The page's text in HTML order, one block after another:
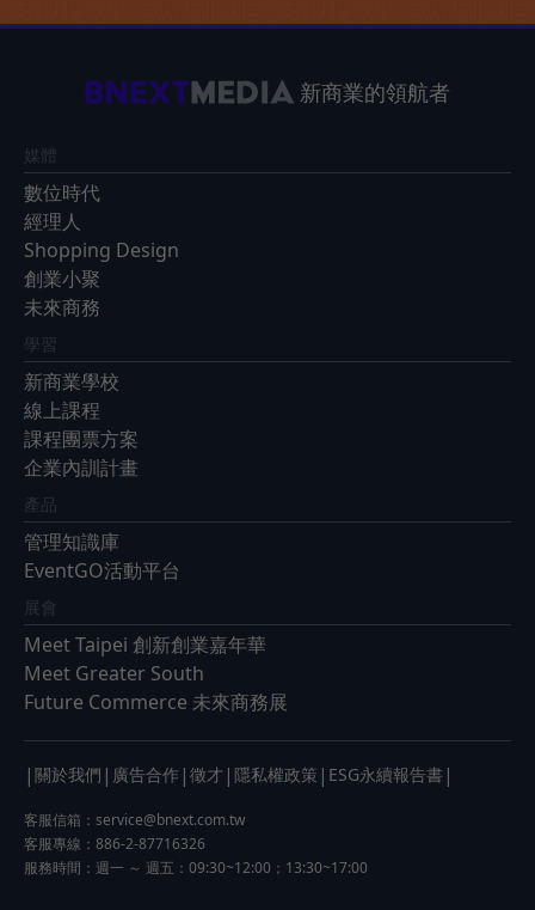
新商業的領航者
媒體
數位時代
經理人
Shopping Design
創業小聚
未來商務
學習
新商業學校
線上課程
課程團票方案
企業內訓計畫
產品
管理知識庫
EventGO活動平台
展會
Meet Taipei 創新創業嘉年華
Meet Greater South
Future Commerce 未來商務展
| 關於我們 | 廣告合作 | 徵才 | 隱私權政策 | ESG永續報告書 |
客服信箱： service@bnext.com.tw
客服專線：886-2-87716326
服務時間：週一 ～ 週五：09:30~12:00；13:30~17:00